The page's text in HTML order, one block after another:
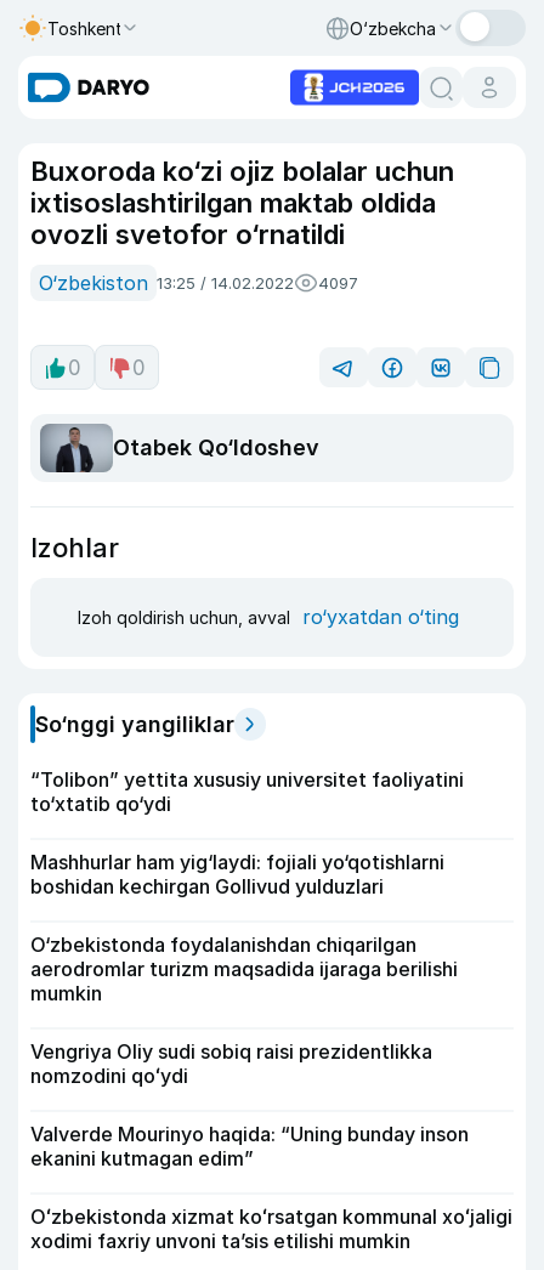
Toshkent O‘zbekcha
Buxoroda ko‘zi ojiz bolalar uchun
ixtisoslashtirilgan maktab oldida
ovozli svetofor o‘rnatildi
O‘zbekiston 13:25 / 14.02.2022 4097
0 0
Otabek Qo‘ldoshev
Izohlar
Izoh qoldirish uchun, avval ro‘yxatdan o‘ting
So‘nggi yangiliklar
“Tolibon” yettita xususiy universitet faoliyatini
to‘xtatib qo‘ydi
Mashhurlar ham yig‘laydi: fojiali yo‘qotishlarni
boshidan kechirgan Gollivud yulduzlari
O‘zbekistonda foydalanishdan chiqarilgan
aerodromlar turizm maqsadida ijaraga berilishi
mumkin
Vengriya Oliy sudi sobiq raisi prezidentlikka
nomzodini qoʻydi
Valverde Mourinyo haqida: “Uning bunday inson
ekanini kutmagan edim”
Oʻzbekistonda xizmat koʻrsatgan kommunal xoʻjaligi
xodimi faxriy unvoni taʼsis etilishi mumkin